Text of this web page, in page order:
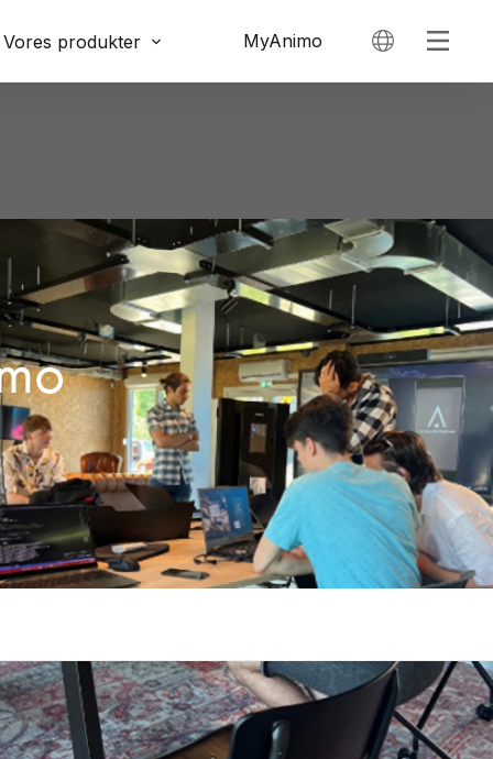
Vores produkter MyAnimo